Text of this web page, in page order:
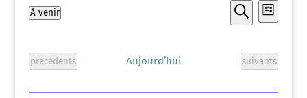
et
de
Recherche
de
Liste
À venir
date.
Évènements
précédents Aujourd’hui Évènements
suivants